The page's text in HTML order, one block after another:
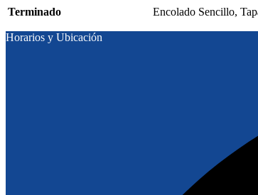
Terminado Encolado Sencillo,
Horarios y Ubicación